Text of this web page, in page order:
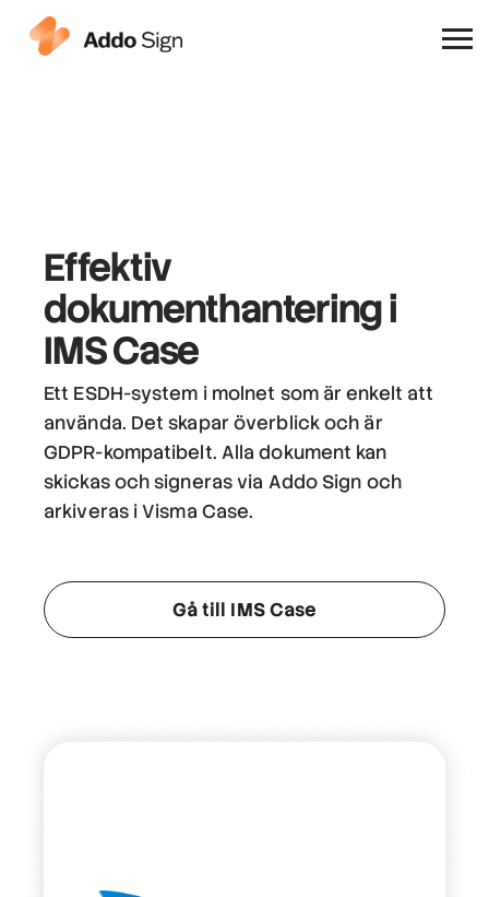
Varför Addo Sign
Effektiv
dokumenthanteringi
IMS Case
Ett ESDH-system i molnet som är enkelt att
använda. Det skapar överblick och är
GDPR-kompatibelt. Alla dokument kan
skickas och signeras via Addo Sign och
arkiveras i Visma Case.
Gå till IMS Case